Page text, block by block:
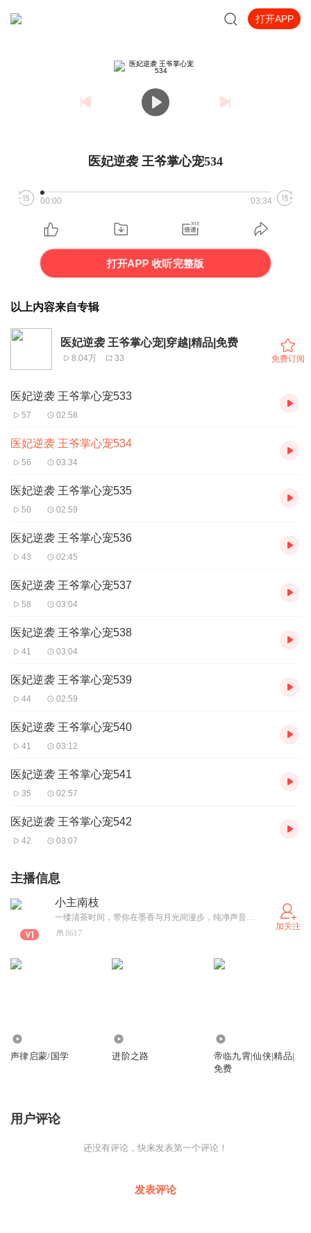
打开APP
医妃逆袭 王爷掌心宠534
00:00 03:34
打开APP 收听完整版
以上内容来自专辑
医妃逆袭 王爷掌心宠|穿越|精品|免费
8.04万 33 免费订阅
医妃逆袭 王爷掌心宠533
57 02:58
医妃逆袭 王爷掌心宠534
56 03:34
医妃逆袭 王爷掌心宠535
50 02:59
医妃逆袭 王爷掌心宠536
43 02:45
医妃逆袭 王爷掌心宠537
58 03:04
医妃逆袭 王爷掌心宠538
41 03:04
医妃逆袭 王爷掌心宠539
44 02:59
医妃逆袭 王爷掌心宠540
41 03:12
医妃逆袭 王爷掌心宠541
35 02:57
医妃逆袭 王爷掌心宠542
42 03:07
主播信息
小主南枝
一缕清茶时间，带你在墨香与月光间漫步，纯净声音如山间清泉、晨曦初露，以古风、历史、言情为舟，带你穿越古今，在历史的星河中寻找曾经的璀璨！
8617
加关注
声律启蒙/国学 进阶之路
帝临九霄|仙侠|精品|
免费
用户评论
还没有评论，快来发表第一个评论！
发表评论